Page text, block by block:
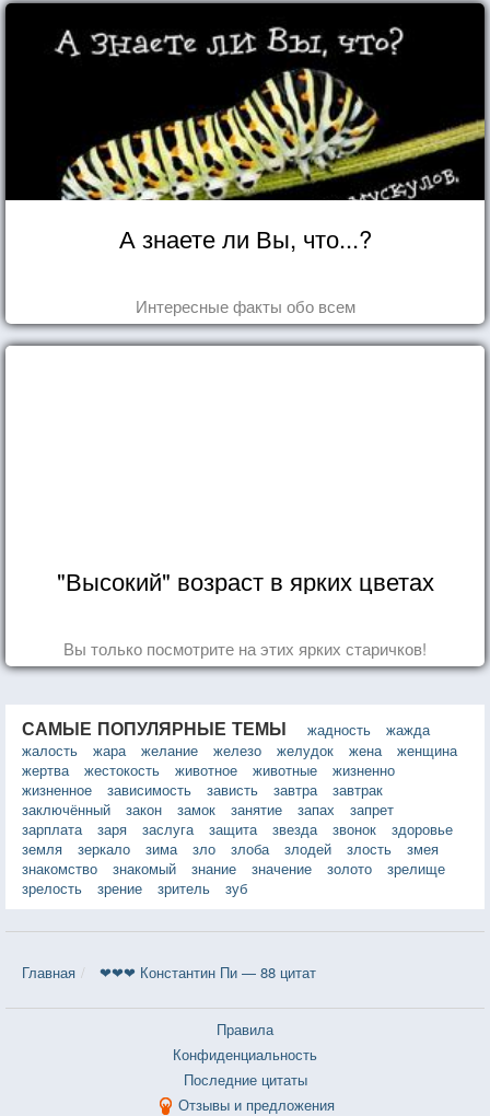
А знаете ли Вы, что...?
Интересные факты обо всем
"Высокий" возраст в ярких цветах
Вы только посмотрите на этих ярких старичков!
САМЫЕ ПОПУЛЯРНЫЕ ТЕМЫ жадность
жажда
жалость
жара желание железо желудок жена
женщина
жертва
жестокость животное животные
жизненно
жизненное
зависимость зависть завтра
завтрак
заключённый
закон замок занятие запах
запрет
зарплата
заря заслуга защита звезда звонок
здоровье
земля
зеркало зима зло злоба злодей злость
змея
знакомство
знакомый знание значение золото
зрелище
зрелость
зрение зритель зуб
Главная ❤❤❤ Константин Пи — 88 цитат
Правила
Конфиденциальность
Последние цитаты
Отзывы и предложения